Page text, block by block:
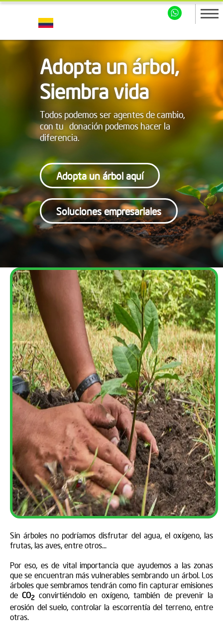
Adopta un árbol,
Siembra vida
Todos podemos ser agentes de cambio,
con tu donación podemos hacer la
diferencia.
Adopta un árbol aquí
Soluciones empresariales
Sin árboles no podríamos disfrutar del agua, el oxígeno, las
frutas, las aves, entre otros...
Por eso, es de vital importancia que ayudemos a las zonas
que se encuentran más vulnerables sembrando un árbol. Los
árboles que sembramos tendrán como fin capturar emisiones
de CO2convirtiéndolo en oxígeno, también de prevenir la
erosión del suelo, controlar la escorrentía del terreno, entre
otras.